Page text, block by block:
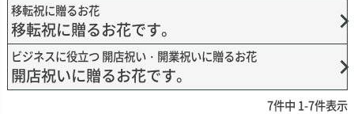
移転祝に贈るお花
移転祝に贈るお花です。
ビジネスに役立つ 開店祝い・開業祝いに贈るお花
開店祝いに贈るお花です。
7件中 1-7件表示